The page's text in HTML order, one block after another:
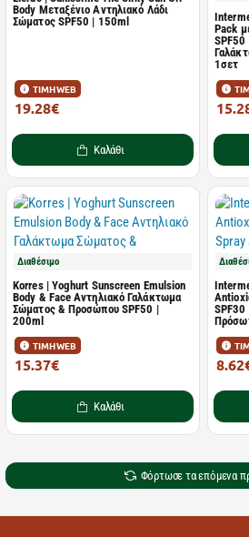
Body Mεταξένιο Aντηλιακό Λάδι
Σώματος SPF50 | 150ml
ΤΙΜΗ WEB
19.28€
Καλάθι
Pack
1σετ
Διαθέσιμο
Korres | Yoghurt Sunscreen Emulsion
Body & Face Αντηλιακό Γαλάκτωμα
Σώματος & Προσώπου SPF50 |
200ml
ΤΙΜΗ WEB
15.37€
Καλάθι
SPF30
Φόρτωσε τα επόμενα